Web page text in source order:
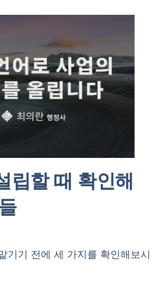
립할 때 확인해
기기 전에 세 가지를 확인해보시